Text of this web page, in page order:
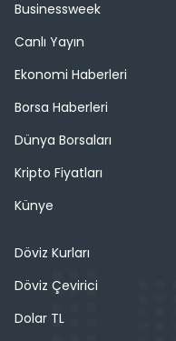
Businessweek
Canlı Yayın
Ekonomi Haberleri
Borsa Haberleri
Dünya Borsaları
Kripto Fiyatları
Künye
Döviz Kurları
Döviz Çevirici
Dolar TL